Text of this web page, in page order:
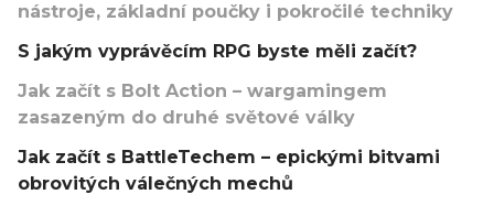
nástroje, základní poučky i pokročilé techniky
S jakým vyprávěcím RPG byste měli začít?
Jak začít s Bolt Action – wargamingem
zasazeným do druhé světové války
Jak začít s BattleTechem – epickými bitvami
obrovitých válečných mechů